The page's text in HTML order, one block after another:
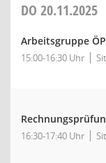
DO 20.11.2025
Arbeitsgruppe
15:00-16:30 Uhr
16:30-17:40 Uhr